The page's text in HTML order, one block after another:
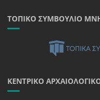
ΤΟΠΙΚΌ ΣΥΜΒΟΎΛΙΟ
ΚΕΝΤΡΙΚΌ